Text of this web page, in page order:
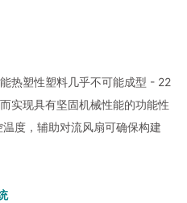
热塑性塑料几乎不可能成型 - 22
实现具有坚固机械性能的功能性
度，辅助对流风扇可确保构建